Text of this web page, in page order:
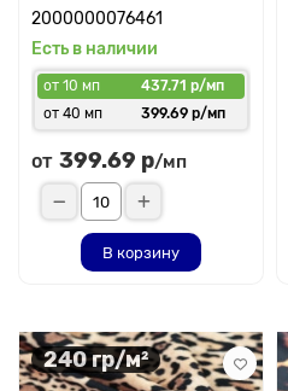
2000000076461
Есть в наличии
от 10 мп
437.71 р/мп
от 40 мп
399.69 р/мп
от 399.69 р/мп
В корзину
240 гр/м²